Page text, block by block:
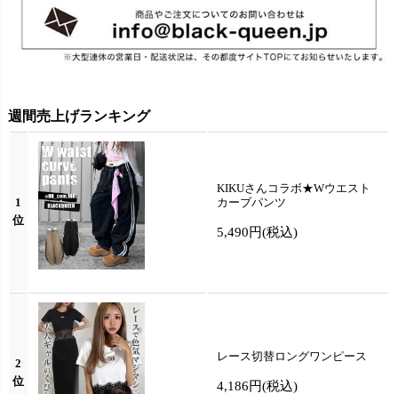
週間売上げランキング
1
位
KIKUさんコラボ★Wウエスト
カーブパンツ
5,490円(税込)
2
位
レース切替ロングワンピース
4,186円(税込)